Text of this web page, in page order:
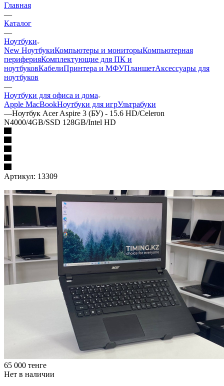
Главная
—
Каталог
—
Ноутбуки
New НоутбукиКомпьютеры и мониторыКомпьютерная
периферияКомплектующие для ПК и
ноутбуковКабелиПринтера и МФУПланшетАксессуары для
ноутбуков
—
Ноутбуки для офиса и дома
Apple MacBookНоутбуки для игрУльтрабуки
—Ноутбук Acer Aspire 3 (БУ) - 15.6 HD/Celeron
N4000/4GB/SSD 128GB/Intel HD
Артикул: 13309
65 000 тенге
Нет в наличии